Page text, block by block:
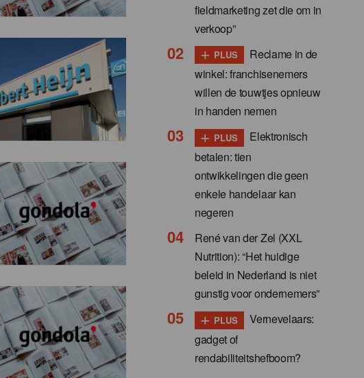
fieldmarketing zet die om in
verkoop”
+ PLUS
Reclame in de
winkel: franchisenemers
willen de touwtjes opnieuw
in handen nemen
+ PLUS
Elektronisch
betalen: tien
ontwikkelingen die geen
enkele handelaar kan
negeren
René van der Zel (XXL
Nutrition): “Het huidige
beleid in Nederland is niet
gunstig voor ondernemers”
+ PLUS
Vernevelaars:
gadget of
rendabiliteitshefboom?